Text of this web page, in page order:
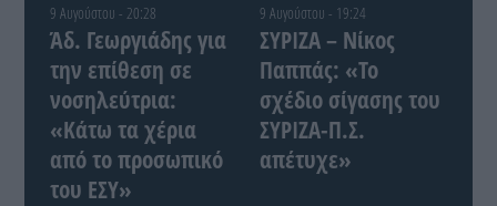
9 Αυγούστου - 20:28
Άδ. Γεωργιάδης για
την επίθεση σε
νοσηλεύτρια:
«Κάτω τα χέρια
από το προσωπικό
του ΕΣΥ»
9 Αυγούστου - 19:24
ΣΥΡΙΖΑ – Νίκος
Παππάς: «Το
σχέδιο σίγασης του
ΣΥΡΙΖΑ-Π.Σ.
απέτυχε»